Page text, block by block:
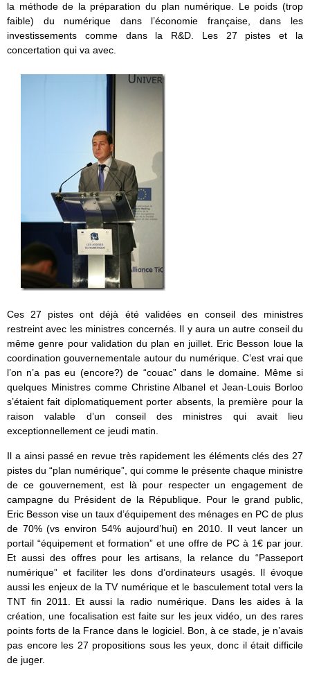
la méthode de la préparation du plan numérique. Le poids (trop
faible) du numérique dans l’économie française, dans les
investissements comme dans la R&D. Les 27 pistes et la
concertation qui va avec.
Ces 27 pistes ont déjà été validées en conseil des ministres
restreint avec les ministres concernés. Il y aura un autre conseil du
même genre pour validation du plan en juillet. Eric Besson loue la
coordination gouvernementale autour du numérique. C’est vrai que
l’on n’a pas eu (encore?) de “couac” dans le domaine. Même si
quelques Ministres comme Christine Albanel et Jean-Louis Borloo
s’étaient fait diplomatiquement porter absents, la première pour la
raison valable d’un conseil des ministres qui avait lieu
exceptionnellement ce jeudi matin.
Il a ainsi passé en revue très rapidement les éléments clés des 27
pistes du “plan numérique”, qui comme le présente chaque ministre
de ce gouvernement, est là pour respecter un engagement de
campagne du Président de la République. Pour le grand public,
Eric Besson vise un taux d’équipement des ménages en PC de plus
de 70% (vs environ 54% aujourd’hui) en 2010. Il veut lancer un
portail “équipement et formation” et une offre de PC à 1€ par jour.
Et aussi des offres pour les artisans, la relance du “Passeport
numérique” et faciliter les dons d’ordinateurs usagés. Il évoque
aussi les enjeux de la TV numérique et le basculement total vers la
TNT fin 2011. Et aussi la radio numérique. Dans les aides à la
création, une focalisation est faite sur les jeux vidéo, un des rares
points forts de la France dans le logiciel. Bon, à ce stade, je n’avais
pas encore les 27 propositions sous les yeux, donc il était difficile
de juger.